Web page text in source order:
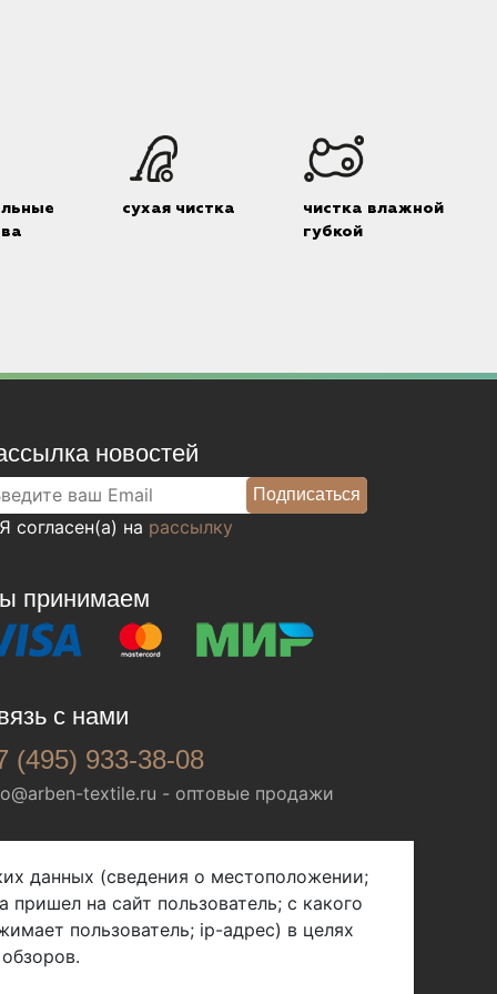
сухая чистка
чистка влажной
губкой
новостей
согласен(а) на рассылку
принимаем
с нами
(495) 933-38-08
textile.ru - оптовые продажи
данных (сведения о местоположении;
на сайт пользователь; с какого
пользователь; ip-адрес) в целях